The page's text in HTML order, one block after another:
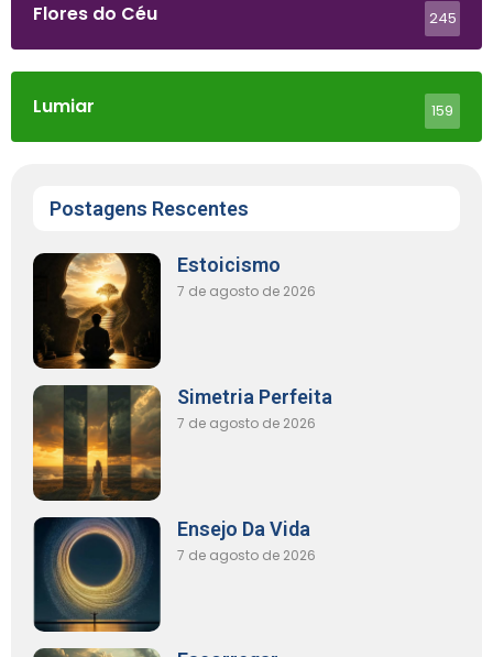
Flores do Céu 245
Lumiar 159
Postagens Rescentes
Estoicismo
7 de agosto de 2026
Simetria Perfeita
7 de agosto de 2026
Ensejo Da Vida
7 de agosto de 2026